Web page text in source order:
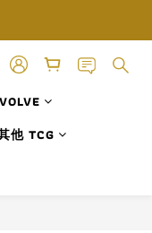
他 TCG